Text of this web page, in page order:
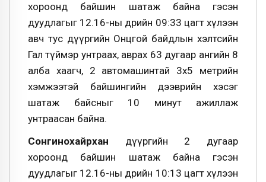
хороонд байшин шатаж байна гэсэн
дуудлагыг 12.16-ны өдрийн 09:33 цагт хүлээн
авч тус дүүргийн Онцгой байдлын хэлтсийн
Гал түймэр унтраах, аврах 63 дугаар ангийн 8
алба хаагч, 2 автомашинтай 3х5 метрийн
хэмжээтэй байшингийн дээврийн хэсэг
шатаж байсныг 10 минут ажиллаж
унтраасан байна.
Сонгинохайрхан дүүргийн 2 дугаар
хороонд байшин шатаж байна гэсэн
дуудлагыг 12.16-ны өдрийн 10:13 цагт хүлээн